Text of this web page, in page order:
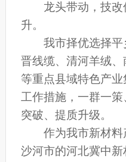
龙头带动，技
升。
我市择优选择
晋线缆、清河羊绒
等重点县域特色产
工作措施，一群一
突破、提质升级。
作为我市新材料
沙河市的河北冀中